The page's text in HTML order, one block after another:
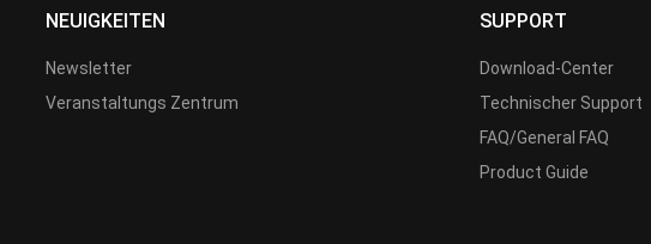
NEUIGKEITEN
Newsletter
Veranstaltungs Zentrum
SUPPORT
Download-Center
Technischer Support
FAQ/General FAQ
Product Guide